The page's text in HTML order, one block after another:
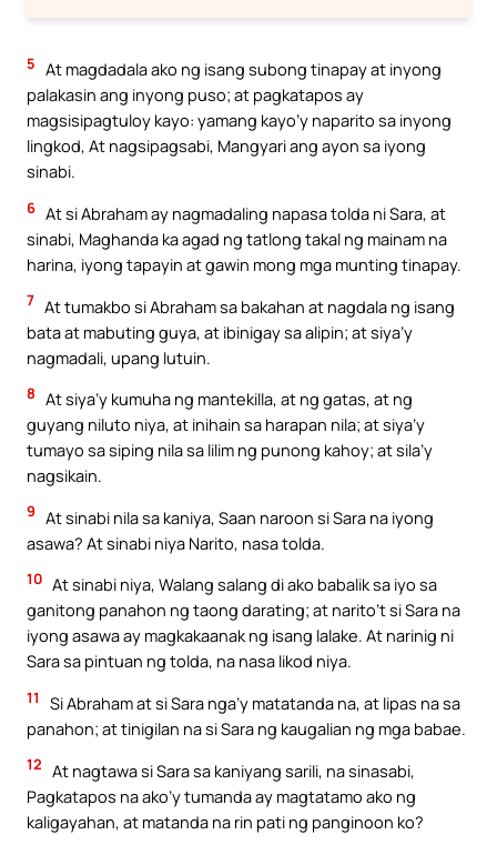
5 At magdadala ako ng isang subong tinapay at inyong
palakasin ang inyong puso; at pagkatapos ay
magsisipagtuloy kayo: yamang kayo’y naparito sa inyong
lingkod, At nagsipagsabi, Mangyari ang ayon sa iyong
sinabi.
6 At si Abraham ay nagmadaling napasa tolda ni Sara, at
sinabi, Maghanda ka agad ng tatlong takal ng mainam na
harina, iyong tapayin at gawin mong mga munting tinapay.
7 At tumakbo si Abraham sa bakahan at nagdala ng isang
bata at mabuting guya, at ibinigay sa alipin; at siya’y
nagmadali, upang lutuin.
8 At siya’y kumuha ng mantekilla, at ng gatas, at ng
guyang niluto niya, at inihain sa harapan nila; at siya’y
tumayo sa siping nila sa lilim ng punong kahoy; at sila’y
nagsikain.
9 At sinabi nila sa kaniya, Saan naroon si Sara na iyong
asawa? At sinabi niya Narito, nasa tolda.
10 At sinabi niya, Walang salang di ako babalik sa iyo sa
ganitong panahon ng taong darating; at narito’t si Sara na
iyong asawa ay magkakaanak ng isang lalake. At narinig ni
Sara sa pintuan ng tolda, na nasa likod niya.
11
Si Abraham at si Sara nga’y matatanda na, at lipas na sa
panahon; at tinigilan na si Sara ng kaugalian ng mga babae.
12 At nagtawa si Sara sa kaniyang sarili, na sinasabi,
Pagkatapos na ako’y tumanda ay magtatamo ako ng
kaligayahan, at matanda na rin pati ng panginoon ko?